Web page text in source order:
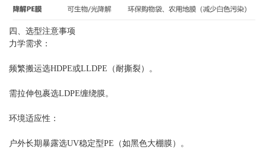
四、选型注意事项
力学需求：
频繁搬运选HDPE或LLDPE（耐撕裂）。
需拉伸包裹选LDPE缠绕膜。
环境适应性：
户外长期暴露选UV稳定型PE（如黑色大棚膜）。